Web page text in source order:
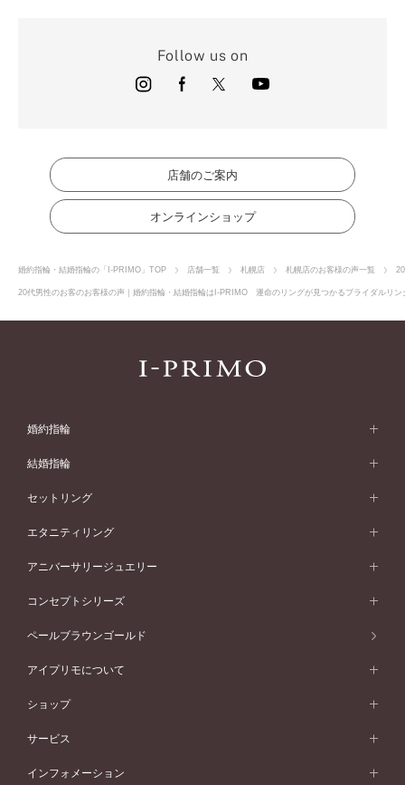
Follow us on
店舗のご案内
オンラインショップ
婚約指輪・結婚指輪の「I-PRIMO」TOP 店舗一覧 札幌店 札幌店のお客様の声一覧
20代男性のお客のお客様の声｜婚約指輪・結婚指輪はI-PRIMO 運命のリングが見つかるブライダルリ
婚約指輪
婚約指輪 (エンゲージリング)
婚約指輪一覧
ピンクゴールド
ペールブラウンゴールド
ウェーブライン
V字ライン
ワンサイドメレ
ダブルサイドメレ
シンプル
フェミニン
モード
50万円台～
40万円台～
30万円台～
婚約指輪 人気ランキング
婚約ネックレス
ダイヤモンドシェイプコレクション
結婚指輪
結婚指輪 (マリッジリング)
結婚指輪一覧
ピンクゴールド
ペールブラウンゴールド
ウェーブライン
V字ライン
ワンメレ
セベラルメレ
シンプル
フェミニン
モード
50万円～
40万円～50万円
セットリング
セットリング
セットリング一覧
ピンクゴールド
ペールブラウンゴールド
エタニティリング
エタニティリング
エタニティリング一覧
ピンクゴールド
ペールブラウンゴールド
アニバーサリージュエリー
アニバーサリージュエリー
アニバーサリージュエリー一覧
ファッションリング
ブレスレット
コンセプトシリーズ
コンセプトシリーズ
オリジンビリーフ
エトワル
スワハ
ペールブラウンゴールド
アイプリモについて
アイプリモについて
パーソナルハンド診断
デザインへのこだわり
ショップ
店舗一覧
北海道
サービス
プロポーズサポート
インフォメーション